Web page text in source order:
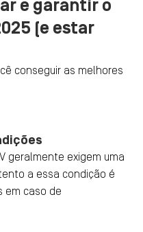
e garantir o
(e estar
conseguir as melhores
geralmente exigem uma
a essa condição é
em caso de